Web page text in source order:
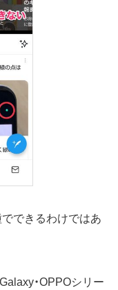
できるわけではあ
・OPPOシリー